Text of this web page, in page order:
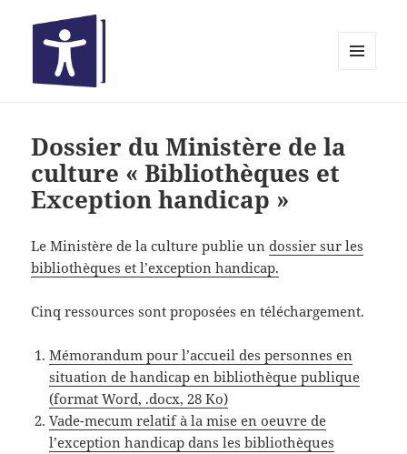
Dossier du Ministère de la
culture « Bibliothèques et
Exception handicap »
Le Ministère de la culture publie undossier sur les
bibliothèques et l’exception handicap.
Cinq ressources sont proposées en téléchargement.
Mémorandum pour l’accueil des personnes en
situation de handicap en bibliothèque publique
(format Word, .docx, 28 Ko)
Vade-mecum relatif à la mise en oeuvre de
l’exception handicap dans les bibliothèques